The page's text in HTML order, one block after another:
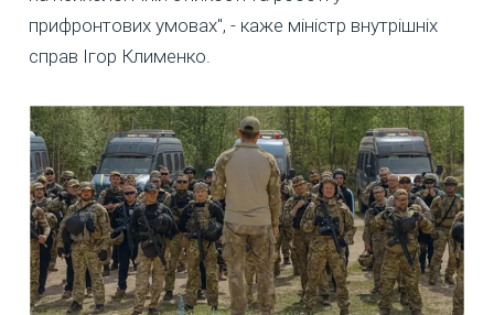
прифронтових умовах", - каже міністр внутрішніх
справ Ігор Клименко.